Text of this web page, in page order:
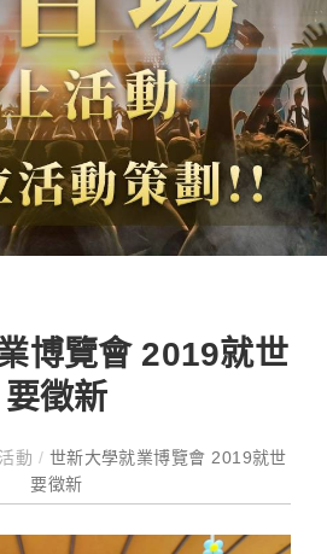
博覽會 2019就世
要徵新
動 / 世新大學就業博覽會 2019就世
要徵新